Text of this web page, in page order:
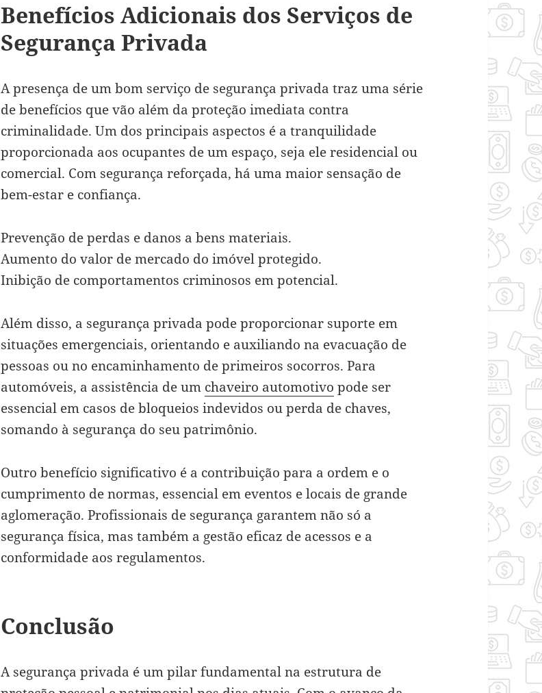
Benefícios Adicionais dos Serviços de
Segurança Privada
A presença de um bom serviço de segurança privada traz uma série
de benefícios que vão além da proteção imediata contra
criminalidade. Um dos principais aspectos é a tranquilidade
proporcionada aos ocupantes de um espaço, seja ele residencial ou
comercial. Com segurança reforçada, há uma maior sensação de
bem-estar e confiança.
Prevenção de perdas e danos a bens materiais.
Aumento do valor de mercado do imóvel protegido.
Inibição de comportamentos criminosos em potencial.
Além disso, a segurança privada pode proporcionar suporte em
situações emergenciais, orientando e auxiliando na evacuação de
pessoas ou no encaminhamento de primeiros socorros. Para
automóveis, a assistência de um chaveiro automotivo pode ser
essencial em casos de bloqueios indevidos ou perda de chaves,
somando à segurança do seu patrimônio.
Outro benefício significativo é a contribuição para a ordem e o
cumprimento de normas, essencial em eventos e locais de grande
aglomeração. Profissionais de segurança garantem não só a
segurança física, mas também a gestão eficaz de acessos e a
conformidade aos regulamentos.
Conclusão
A segurança privada é um pilar fundamental na estrutura de